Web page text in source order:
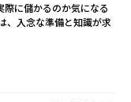
に儲かるのか気になる
、入念な準備と知識が求